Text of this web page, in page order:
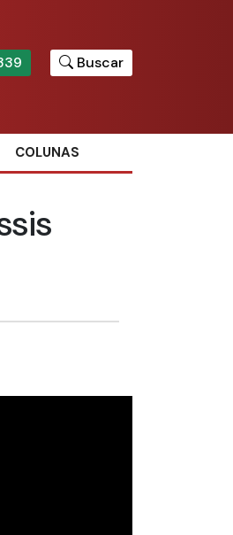
Buscar
COLUNAS